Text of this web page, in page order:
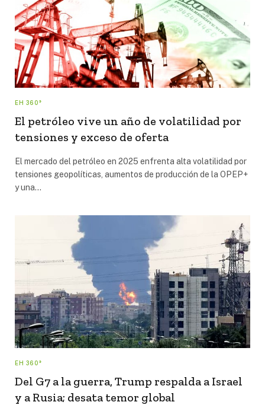
EH 360°
El petróleo vive un año de volatilidad por
tensiones y exceso de oferta
El mercado del petróleo en 2025 enfrenta alta volatilidad por
tensiones geopolíticas, aumentos de producción de la OPEP+
y una…
EH 360°
Del G7 a la guerra, Trump respalda a Israel
y a Rusia; desata temor global